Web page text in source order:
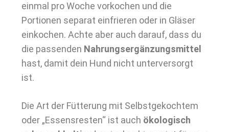
einmal pro Woche vorkochen und die
Portionen separat einfrieren oder in Gläser
einkochen. Achte aber auch darauf, dass du
die passenden Nahrungsergänzungsmittel
hast, damit dein Hund nicht unterversorgt
ist.
Die Art der Fütterung mit Selbstgekochtem
oder „Essensresten“ ist auch ökologisch